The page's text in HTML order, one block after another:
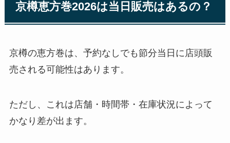
京樽恵方巻2026は当日販売はあるの？
京樽の恵方巻は、予約なしでも節分当日に店頭販
売される可能性はあります。
ただし、これは店舗・時間帯・在庫状況によって
かなり差が出ます。